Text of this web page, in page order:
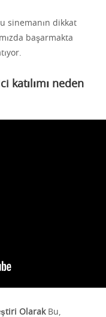
sinemanın dikkat
başarmakta
katılımı neden
OlarakBu,